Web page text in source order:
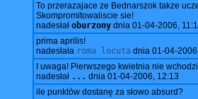
To przerazajace ze Bednarszok takze
Skompromitowaliscie sie!
nadesłał oburzony dnia 01-04-2006,
prima aprilis!
nadesłała roma locuta dnia 01-04-
I uwaga! Pierwszego kwietnia nie
nadesłał ... dnia 01-04-2006, 12:13
ile punktów dostanę za słowo absurd?